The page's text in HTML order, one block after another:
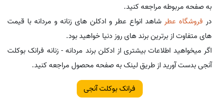
به صفحه مربوطه مراجعه کنید.
در فروشگاه عطر شاهد انواع عطر و ادکلن های زنانه و مردانه با قیمت
های متفاوت از برترین برند های روز دنیا خواهید بود.
اگر میخواهید اطلاعات بیشتری از ادکلن برند مردانه - زنانه فرانک بوکلت
آنجی بدست آورید از طریق لینک به صفحه محصول مراجعه کنید.
فرانک بوکلت آنجی